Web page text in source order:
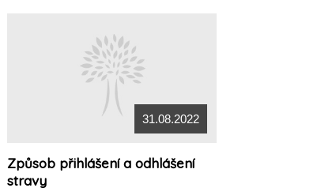
31.08.2022
Způsob přihlášení a odhlášení
stravy